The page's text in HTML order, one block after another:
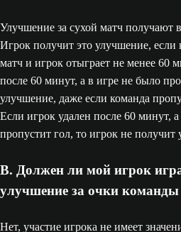
Улучшение за сухой матч
Игрок получит это улучшение, если
матч и игрок отыграет не менее 60
после 60 минут, а в игре не было
улучшение, даже если команда
Если игрок удален после 60 минут, а
пропустит гол, то игрок не получит
В. Должен ли мой игрок
улучшение за очки
Нет, участие игрока не имеет